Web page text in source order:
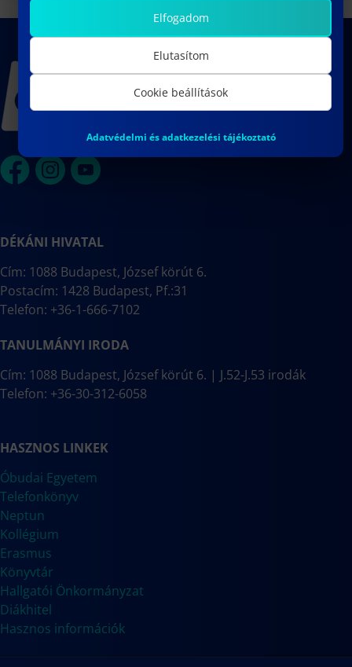
DÉKÁNI HIVATAL
Cím: 1088 Budapest, József körút 6.
Postacím: 1428 Budapest, Pf.:31
Telefon: +36-1-666-7102
TANULMÁNYI IRODA
Cím: 1088 Budapest, József körút 6. | J.52-J.53 irodák
Telefon: +36-30-312-6058
HASZNOS LINKEK
Óbudai Egyetem
Telefonkönyv
Neptun
Kollégium
Erasmus
Könyvtár
Hallgatói Önkormányzat
Diákhitel
Hasznos információk
Elfogadom
Elutasítom
Cookie beállítások
Adatvédelmi és adatkezelési tájékoztató